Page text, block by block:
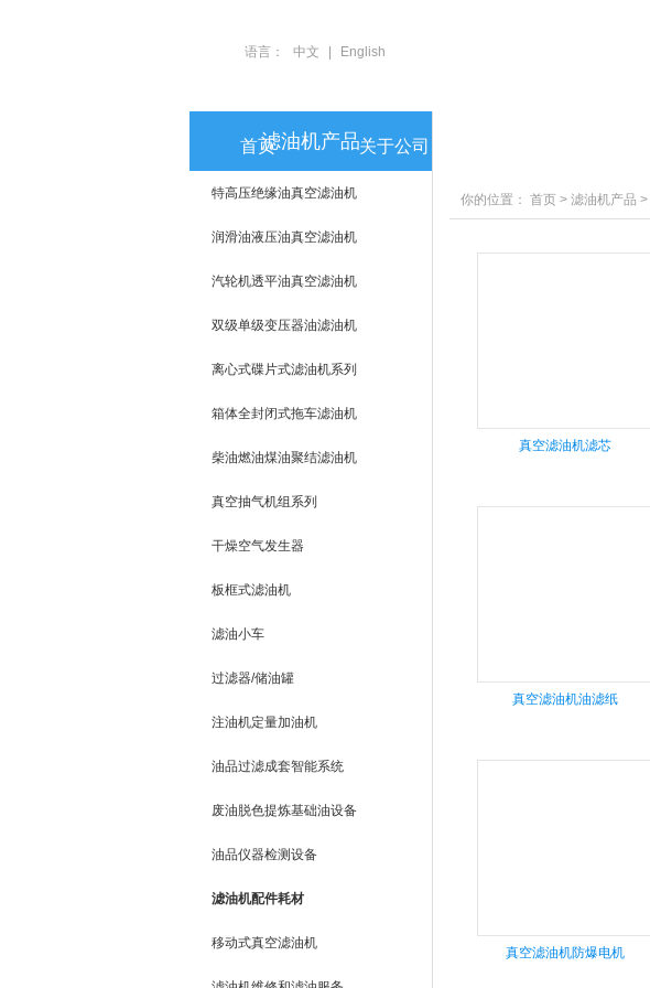
语言： 中文 English
首页 关于公司
滤油机产品
特高压绝缘油真空滤油机
润滑油液压油真空滤油机
汽轮机透平油真空滤油机
双级单级变压器油滤油机
离心式碟片式滤油机系列
箱体全封闭式拖车滤油机
柴油燃油煤油聚结滤油机
真空抽气机组系列
干燥空气发生器
板框式滤油机
滤油小车
过滤器/储油罐
注油机定量加油机
油品过滤成套智能系统
废油脱色提炼基础油设备
油品仪器检测设备
滤油机配件耗材
移动式真空滤油机
你的位置： 首页 > 滤油机产品 >
真空滤油机滤芯
真空滤油机油滤纸
真空滤油机防爆电机